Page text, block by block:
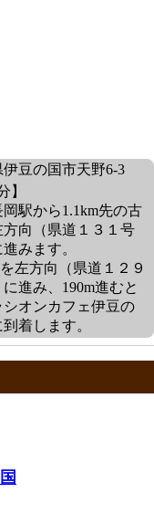
豆の国市天野6-3
】
駅から1.1km先の古
方向（県道１３１号
みます。
左方向（県道１２９
進み、190m進むと
シオンカフェ伊豆の
着します。